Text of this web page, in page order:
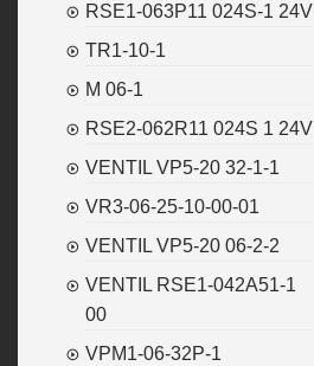
RSE1-063P11 024S-1 24V
TR1-10-1
M 06-1
RSE2-062R11 024S 1 24V
VENTIL VP5-20 32-1-1
VR3-06-25-10-00-01
VENTIL VP5-20 06-2-2
VENTIL RSE1-042A51-1
00
VPM1-06-32P-1